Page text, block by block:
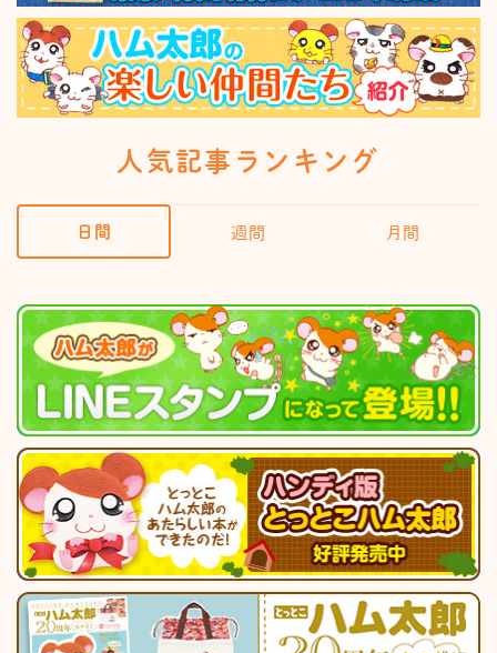
人気記事ランキング
日間 週間 月間